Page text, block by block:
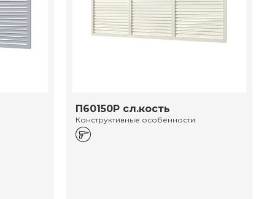
П60150Р сл.кость
Конструктивные особенности